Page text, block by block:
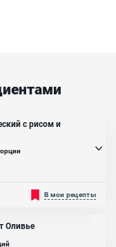
с рисом и
или рисом, но
Это первое
зелени и аджике -
телятину или
и овощи
полноценным
В мои рецепты
Оливье